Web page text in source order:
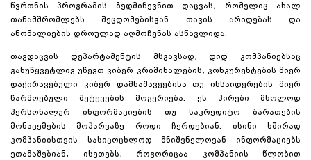
წვრთნის პროგრამის ზედმიწევნით დაცვას, რომელიც ახალ
თანამშრომლებს შეცდომებისგან თავის არიდებას და
ანომალიების დროულად აღმოჩენას ასწავლიდა.
თავდაცვის დეპარტამენტის მსგავსად, დიდ კომპანიებსაც
განუწყვეტლივ უწევთ კიბერ კრიმინალების, კონკურენტების მიერ
დაქირავებული კიბერ დამნაშავეებისა თუ ინსაიდერების მიერ
წარმოებული შეტევების მოგერიება. ეს პირები მხოლოდ
პერსონალურ ინფორმაციების თუ საკრედიტო ბარათების
მონაცემების მოპარვაზე როდი ჩერდებიან. ისინი ხშირად
კომპანიისთვის სასიცოცხლოდ მნიშვნელოვან ინფორმაციებს
ეთამაშებიან, ისეთებს, როგორიცაა კომპანიის წლობით